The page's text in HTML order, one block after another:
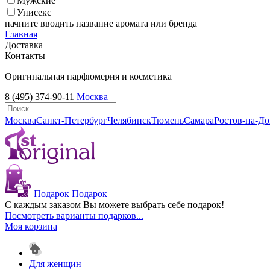
Унисекс
начните вводить название аромата или бренда
Главная
Доставка
Контакты
Оригинальная парфюмерия и косметика
8 (495) 374-90-11 Москва
МоскваСанкт-ПетербургЧелябинскТюменьСамараРостов-на-
Подарок Подарок
С каждым заказом Вы можете выбрать себе подарок!
Посмотреть варианты подарков...
Моя корзина
Для женщин